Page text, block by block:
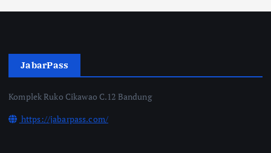
JabarPass
Komplek Ruko Cikawao C.12 Bandung
https://jabarpass.com/